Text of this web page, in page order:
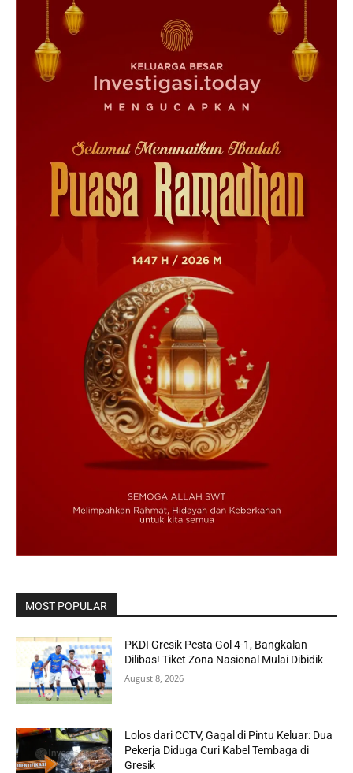
MOST POPULAR
PKDI Gresik Pesta Gol 4-1, Bangkalan
Dilibas! Tiket Zona Nasional Mulai Dibidik
August 8, 2026
Lolos dari CCTV, Gagal di Pintu Keluar: Dua
Pekerja Diduga Curi Kabel Tembaga di
Gresik